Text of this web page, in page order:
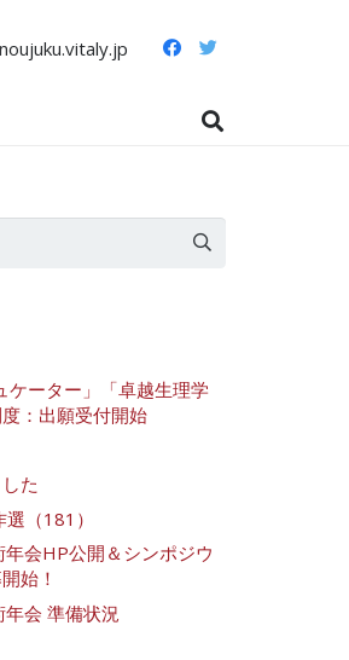
ケーター」「卓越生理学
：出願受付開始
た
（181）
会HP公開＆シンポジウ
始！
会 準備状況